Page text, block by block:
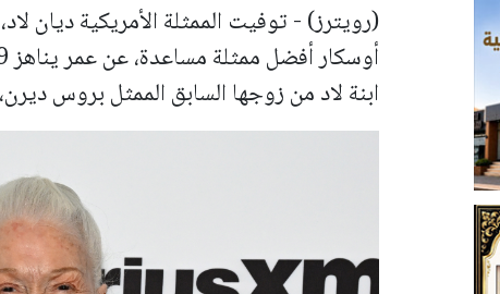
(رويترز) - توفيت الممثلة الأمريكية ديان
ابنة لاد من زوجها السابق الممثل بروس ديرن،